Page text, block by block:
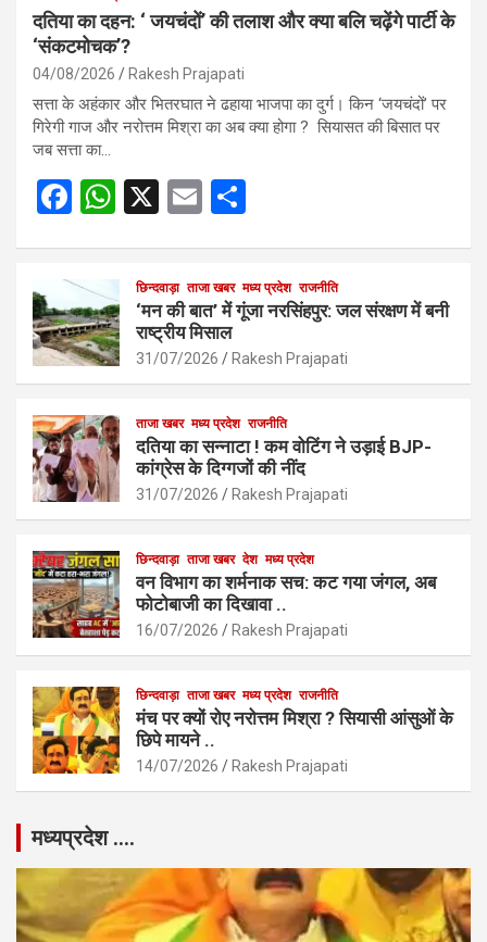
दतिया का दहन: ‘ जयचंदों’ की तलाश और क्या बलि चढ़ेंगे पार्टी के
‘संकटमोचक’?
04/08/2026 Rakesh Prajapati
सत्ता के अहंकार और भितरघात ने ढहाया भाजपा का दुर्ग। किन ‘जयचंदों’ पर
गिरेगी गाज और नरोत्तम मिश्रा का अब क्या होगा ? सियासत की बिसात पर
जब सत्ता का…
F
b
o
o
k
W
s
A
p
p
X
E
e
छिन्दवाड़ा ताजा खबर मध्य प्रदेश राजनीति
‘मन की बात’ में गूंजा नरसिंहपुर: जल संरक्षण में बनी
राष्ट्रीय मिसाल
31/07/2026 Rakesh Prajapati
ताजा खबर मध्य प्रदेश राजनीति
दतिया का सन्नाटा ! कम वोटिंग ने उड़ाई BJP-
कांग्रेस के दिग्गजों की नींद
31/07/2026 Rakesh Prajapati
छिन्दवाड़ा ताजा खबर देश मध्य प्रदेश
वन विभाग का शर्मनाक सच: कट गया जंगल, अब
फोटोबाजी का दिखावा ..
16/07/2026 Rakesh Prajapati
छिन्दवाड़ा ताजा खबर मध्य प्रदेश राजनीति
मंच पर क्यों रोए नरोत्तम मिश्रा ? सियासी आंसुओं के
छिपे मायने ..
14/07/2026 Rakesh Prajapati
मध्यप्रदेश ….